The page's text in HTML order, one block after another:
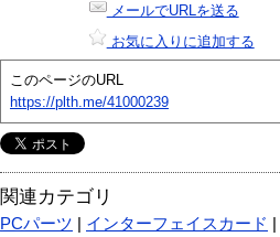
メールでURLを送る
お気に入りに追加する
このページのURL
https://plth.me/41000239
関連カテゴリ
PCパーツ インターフェイスカード